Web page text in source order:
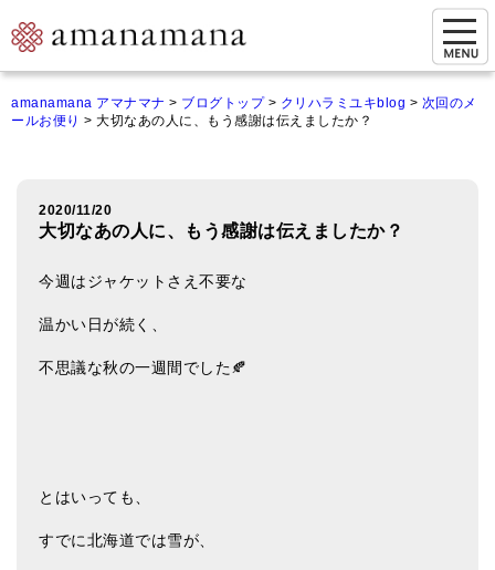
ご来店&購入
オンライン相談&購入
シンギングボウル講座
倍音呼吸法レッスン
商品一覧
アマナマナのシンギングボウル
amanamana アマナマナ > ブログトップ> クリハラミユキblog > 次回のメ
ールお便り > 大切なあの人に、もう感謝は伝えましたか？
2020/11/20
大切なあの人に、もう感謝は伝えましたか？
今週はジャケットさえ不要な
温かい日が続く、
不思議な秋の一週間でした🍂
とはいっても、
すでに北海道では雪が、